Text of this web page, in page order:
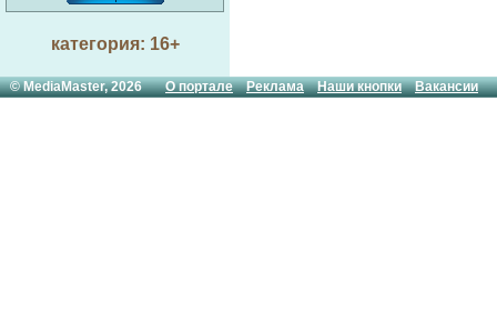
категория: 16+
© MediaMaster, 2026О портале Реклама Наши кнопки Вакансии